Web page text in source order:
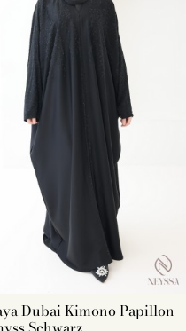
Eidsfest zu feiern:
unserer Kollektion das
Dubai Kimono Papillon